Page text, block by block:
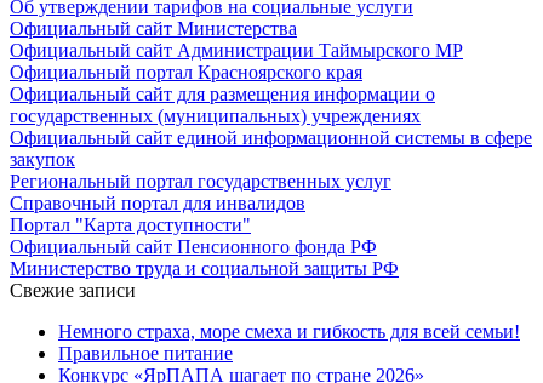
Об утверждении тарифов на социальные услуги
Официальный сайт Министерства
Официальный сайт Администрации Таймырского МР
Официальный портал Красноярского края
Официальный сайт для размещения информации о
государственных (муниципальных) учреждениях
Официальный сайт единой информационной системы в сфере
закупок
Региональный портал государственных услуг
Справочный портал для инвалидов
Портал "Карта доступности"
Официальный сайт Пенсионного фонда РФ
Министерство труда и социальной защиты РФ
Свежие записи
Немного страха, море смеха и гибкость для всей семьи!
Правильное питание
Конкурс «ЯрПАПА шагает по стране 2026»